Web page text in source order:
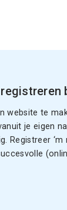
website te
je eigen
Registreer ‘m